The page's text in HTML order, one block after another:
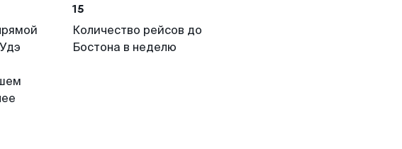
15
Количество рейсов до
Бостона в неделю